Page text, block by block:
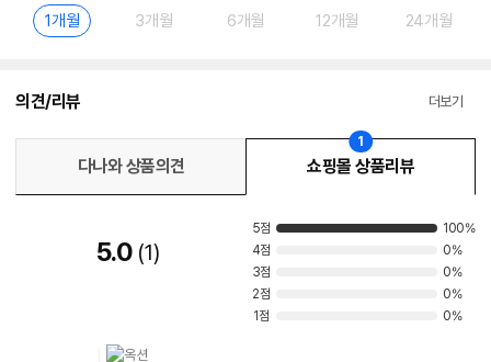
1개월 3개월 6개월 12개월 24개월
의견/리뷰 더보기
다나와 상품의견 쇼핑몰 상품리뷰
1
5.0 1
5점
100%
4점
0%
3점
0%
2점
0%
1점
0%